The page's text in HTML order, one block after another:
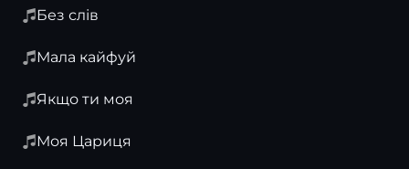
Без слів
Мала кайфуй
Якщо ти моя
Моя Цариця